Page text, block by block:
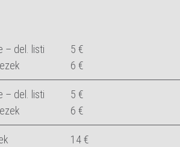
– del. listi
5 €
6 €
– del. listi
5 €
6 €
14 €